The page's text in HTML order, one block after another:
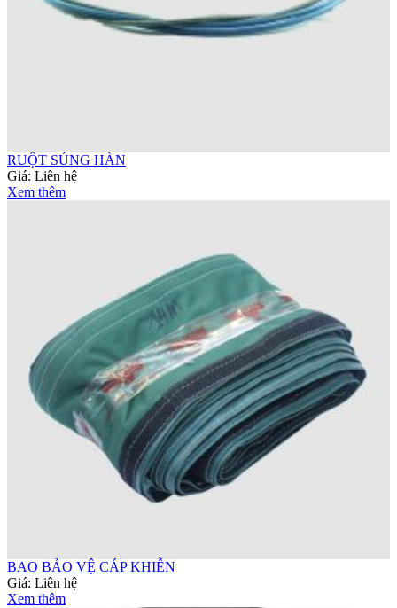
RUỘT SÚNG HÀN
Giá: Liên hệ
Xem thêm
BAO BẢO VỆ CÁP KHIỄN
Giá: Liên hệ
Xem thêm